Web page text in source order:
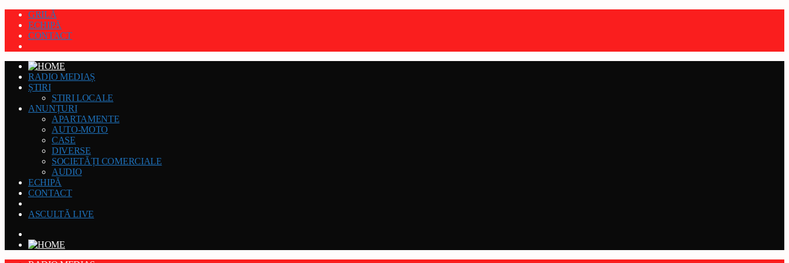
GRILĂ
ECHIPĂ
CONTACT
RADIO MEDIAȘ
ȘTIRI
STIRI LOCALE
ANUNȚURI
APARTAMENTE
AUTO-MOTO
CASE
DIVERSE
SOCIETĂȚI COMERCIALE
AUDIO
ECHIPĂ
CONTACT
ASCULTĂ LIVE